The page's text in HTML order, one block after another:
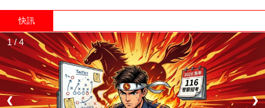
快訊
1 / 4
❮ ❯